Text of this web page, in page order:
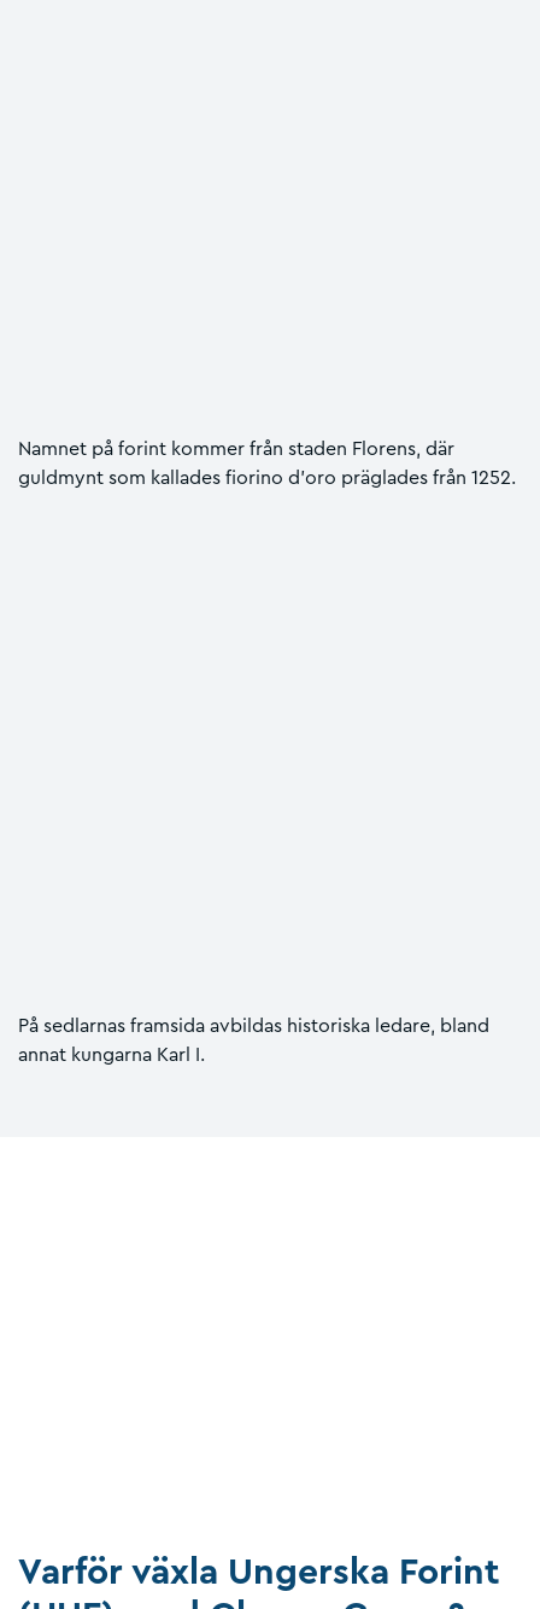
Namnet på forint kommer från staden Florens, där
guldmynt som kallades fiorino d'oro präglades från 1252.
På sedlarnas framsida avbildas historiska ledare, bland
annat kungarna Karl I.
Varför växla Ungerska Forint